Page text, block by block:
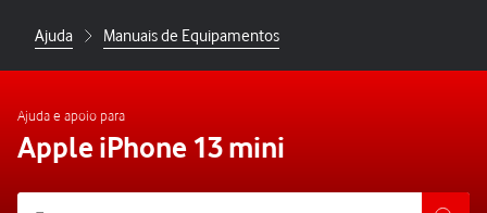
Ajuda Manuais de Equipamentos
Ajuda e apoio para
Apple iPhone 13 mini